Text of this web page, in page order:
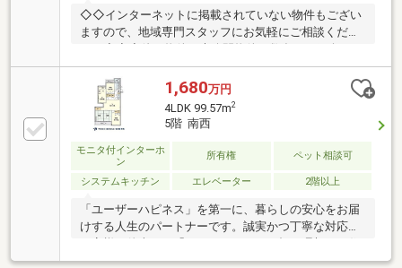
◇◇インターネットに掲載されていない物件もござい
ますので、地域専門スタッフにお気軽にご相談くださ
い。◇◇◆他の物件や未公開物件も数多くご紹介して
おります。住宅ローンで困りのお客様も丁寧にわかり
やすくご説明させていただきます。フリーダイヤル
0120-21-2200 センチュリー21興和不動産にお気軽に
お電話ください。お住替えのお客様には買取保証も含
めて売却ご相談うけたまわります。
1,680万円
4LDK 99.57m2
5階 南西
モニタ付インターホ
ン
所有権 ペット相談可
システムキッチン エレベーター 2階以上
「ユーザーハピネス」を第一に、暮らしの安心をお届
けする人生のパートナーです。誠実かつ丁寧な対応で
お客様に伴走し、「あなたらしさ」が輝く理想のお住
まい探しを全力でバックアップさせていただきます。